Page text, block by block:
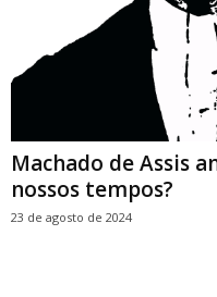
Machado de Assis
nossos tempos?
23 de agosto de 2024